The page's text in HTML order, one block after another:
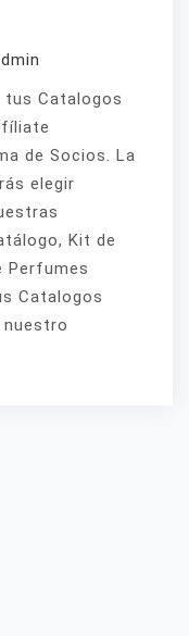
tus Catalogos
de Socios. La
elegir
Kit de
Perfumes
Catalogos
nuestro